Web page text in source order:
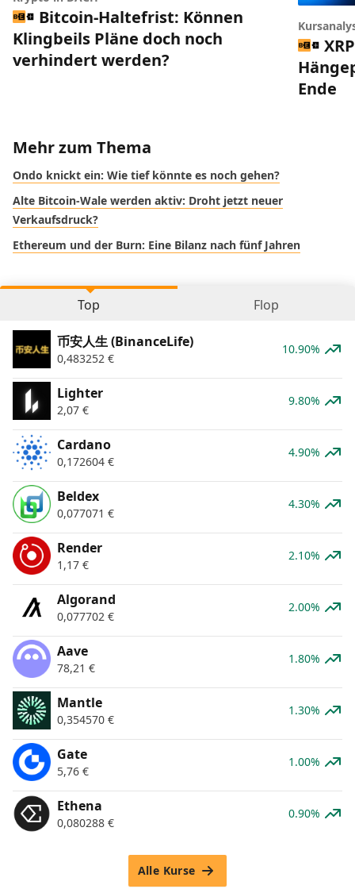
Bitcoin-Haltefrist: Können
Klingbeils Pläne doch noch
verhindert werden?
Ende
Mehr zum Thema
Ondo knickt ein: Wie tief könnte es noch gehen?
Alte Bitcoin-Wale werden aktiv: Droht jetzt neuer
Verkaufsdruck?
Ethereum und der Burn: Eine Bilanz nach fünf Jahren
Top Flop
币安人生 (BinanceLife)
0,483252 €
10.90%
Lighter
2,07 €
9.80%
Cardano
0,172604 €
4.90%
Beldex
0,077071 €
4.30%
Render
1,17 €
2.10%
Algorand
0,077702 €
2.00%
Aave
78,21 €
1.80%
Mantle
0,354570 €
1.30%
Gate
5,76 €
1.00%
Ethena
0,080288 €
0.90%
Alle Kurse